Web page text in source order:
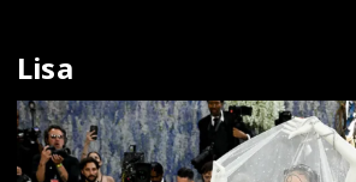
Lisa